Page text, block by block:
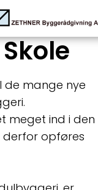
de mange nye
meget ind i den
derfor opføres